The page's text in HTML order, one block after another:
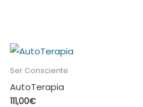
Ser Consciente
AutoTerapia
111,00€